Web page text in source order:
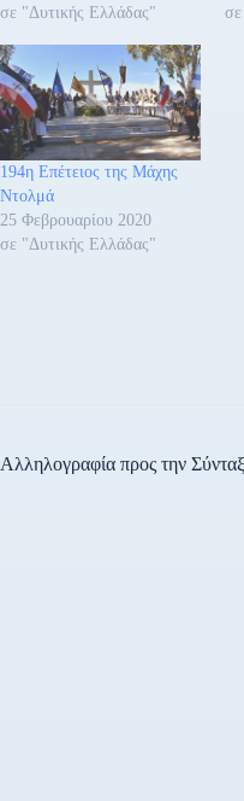
σε "Δυτικής Ελλάδας"
194η Επέτειος της Μάχης
Ντολμά
25 Φεβρουαρίου 2020
σε "Δυτικής Ελλάδας"
Αλληλογραφία προς την